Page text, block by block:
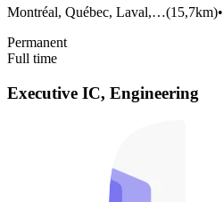
Montréal, Québec, Laval,…(15,7km)•
Permanent
Full time
Executive IC, Engineering